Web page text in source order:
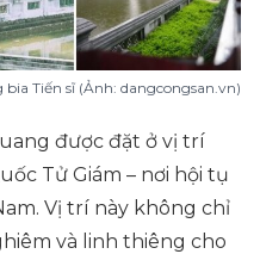
Tiến sĩ (Ảnh: dangcongsan.vn)
được đặt ở vị trí
Tử Giám – nơi hội tụ
Vị trí này không chỉ
và linh thiêng cho